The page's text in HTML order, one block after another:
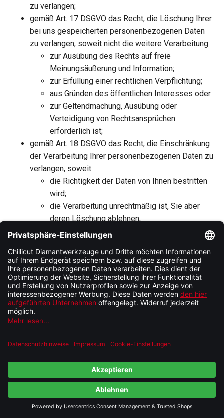
zu verlangen;
gemäß Art. 17 DSGVO das Recht, die Löschung Ihrer
bei uns gespeicherten personenbezogenen Daten
zu verlangen, soweit nicht die weitere Verarbeitung
zur Ausübung des Rechts auf freie
Meinungsäußerung und Information;
zur Erfüllung einer rechtlichen Verpflichtung;
aus Gründen des öffentlichen Interesses oder
zur Geltendmachung, Ausübung oder
Verteidigung von Rechtsansprüchen
erforderlich ist;
gemäß Art. 18 DSGVO das Recht, die Einschränkung
der Verarbeitung Ihrer personenbezogenen Daten zu
verlangen, soweit
die Richtigkeit der Daten von Ihnen bestritten
wird;
die Verarbeitung unrechtmäßig ist, Sie aber
deren Löschung ablehnen;
wir die Daten nicht mehr benötigen, Sie diese
Verteidigung von Rechtsansprüchen benötigen
oder
Sie gemäß Art. 21 DSGVO Widerspruch gegen
die Verarbeitung eingelegt haben;
gemäß Art. 20 DSGVO das Recht, Ihre
personenbezogenen Daten, die Sie uns
gängigen und maschinenlesbaren Format zu erhalten
Verantwortlichen zu verlangen;
gemäß Art. 77 DSGVO das Recht, sich bei einer
Aufsichtsbehörde zu beschweren. In der Regel
können Sie sich hierfür an die Aufsichtsbehörde